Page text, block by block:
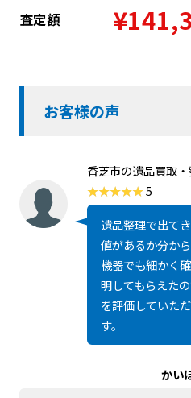
査定額
お客様の声
香芝市の遺品買取
5
遺品整理で出て
値があるか分か
機器でも細かく
明してもらえた
を評価していた
す。
かい